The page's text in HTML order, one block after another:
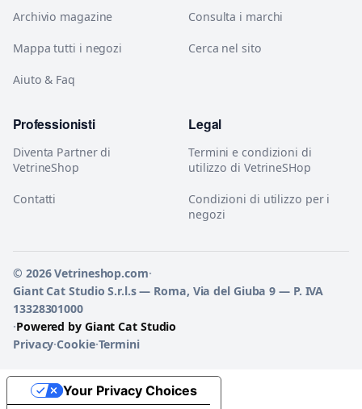
Archivio magazine
Mappa tutti i negozi
Aiuto & Faq
Consulta i marchi
Cerca nel sito
Professionisti
Diventa Partner di
VetrineShop
Contatti
Legal
Termini e condizioni di
utilizzo di VetrineSHop
Condizioni di utilizzo per i
negozi
© 2026 Vetrineshop.com·
Giant Cat Studio S.r.l.s — Roma, Via del Giuba 9 — P. IVA
13328301000
·Powered by Giant Cat Studio
Privacy·Cookie·Termini
Your Privacy Choices